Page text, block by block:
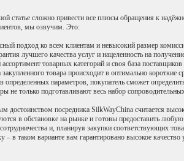
статье сложно привести все плюсы обращения к
мы озвучим. Это:
подход ко всем клиентам и невысокий размер
лучшего качества услуг и нацеленность на
товарных категорий и своя база
закупленного товара происходит в оптимально
определенных параметров, покупатель сможет
не только подготавливают весь набор
достоинством посредника SilkWayChina считается
в обстановке на рынке и готовы предоставить
и, планируя закупки соответствующих
– в таком варианте вам гарантировано высокое